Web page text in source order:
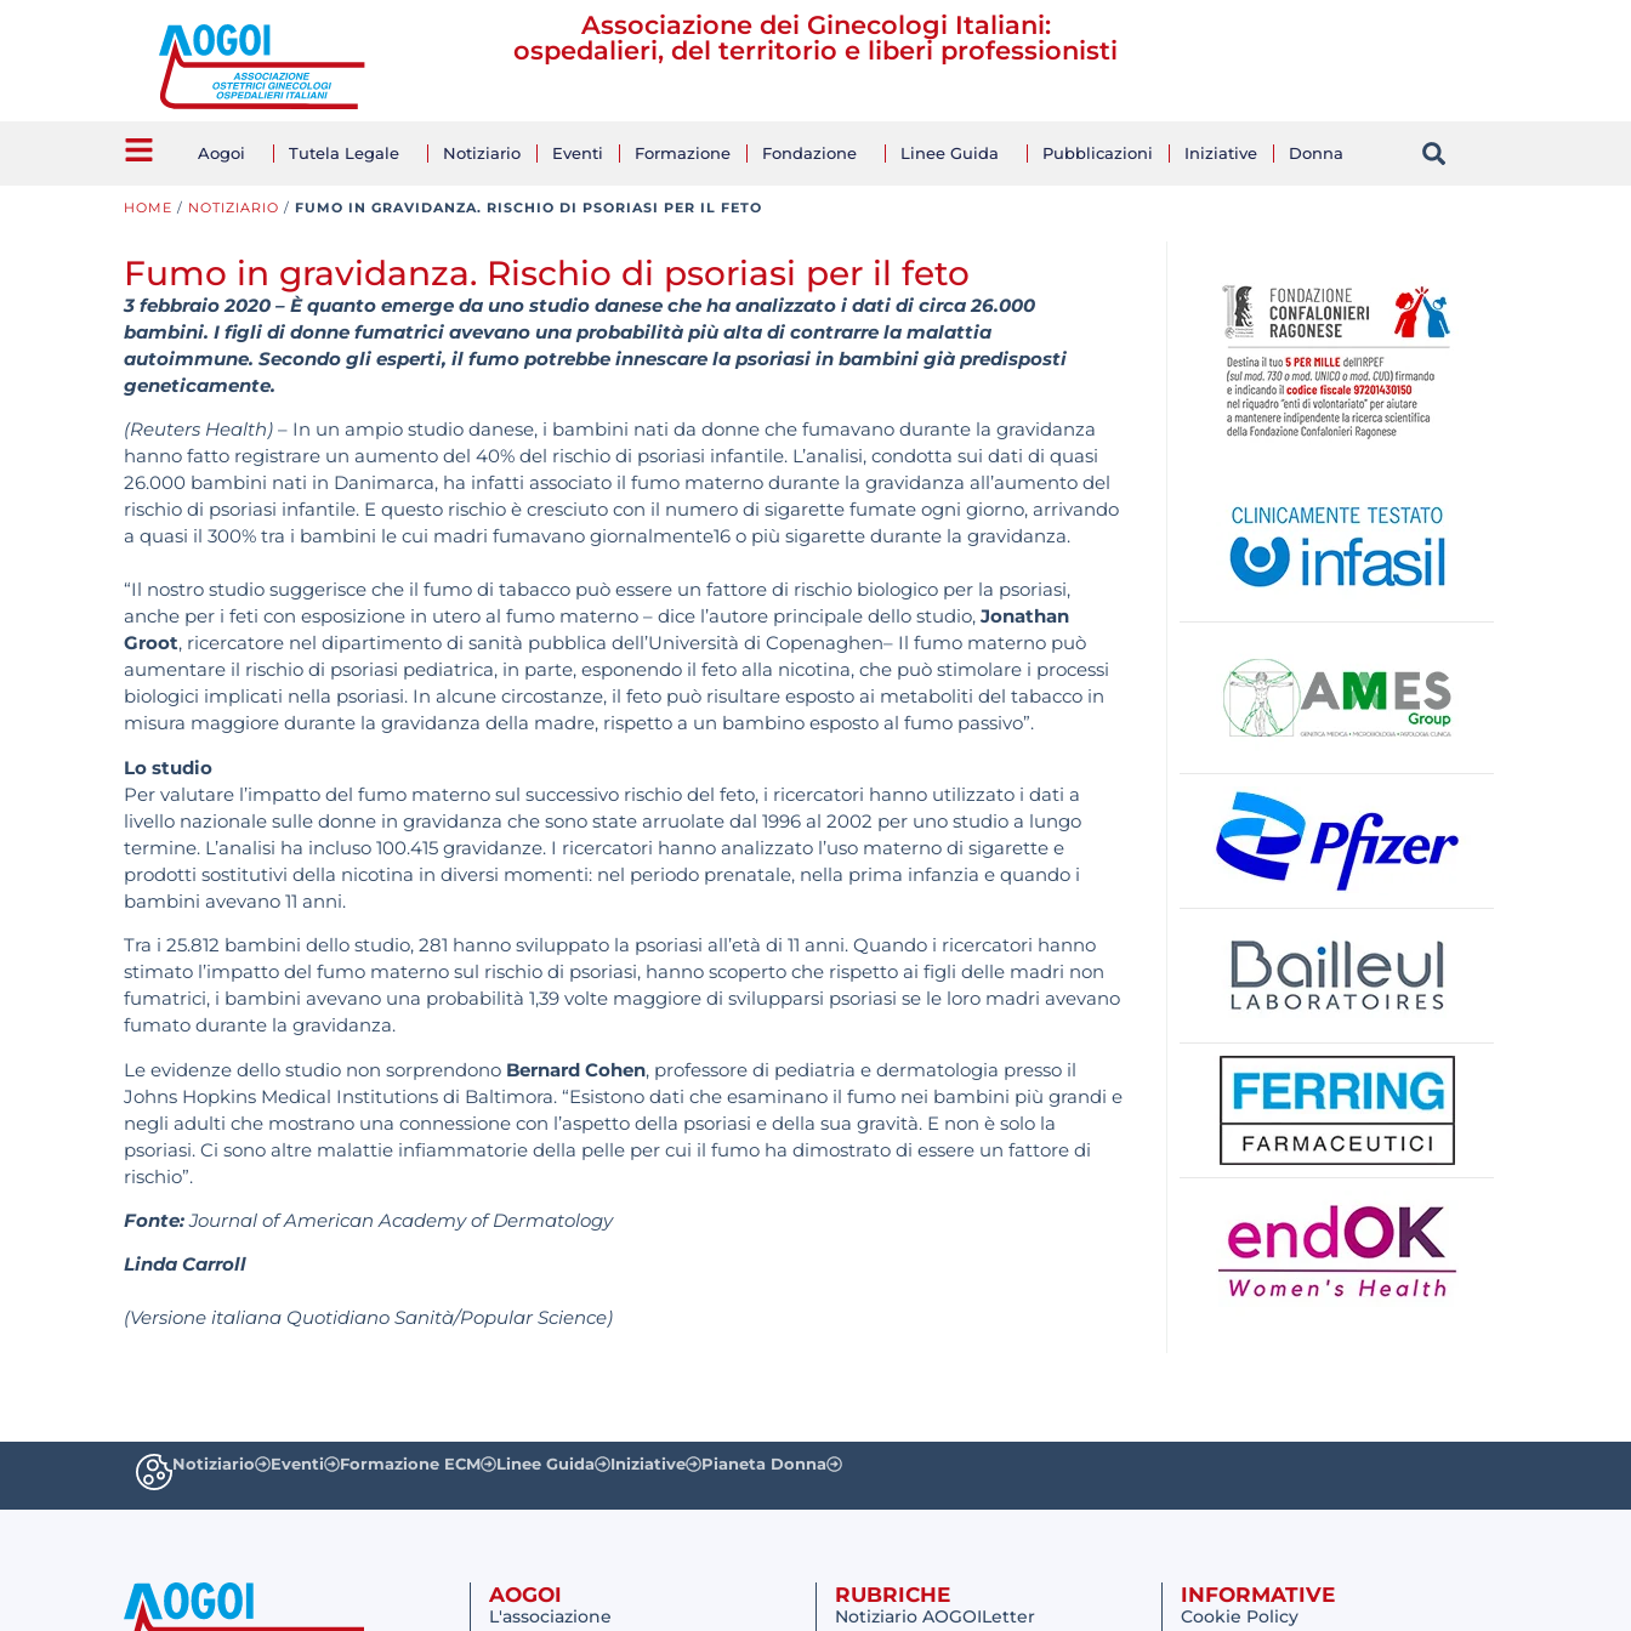
Associazione dei Ginecologi Italiani:
ospedalieri, del territorio e liberi professionisti
Aogoi Tutela Legale Notiziario Eventi Formazione Fondazione Linee Guida Pubblicazioni Iniziative Donna
HOME / NOTIZIARIO / FUMO IN GRAVIDANZA. RISCHIO DI PSORIASI PER IL FETO
Fumo in gravidanza. Rischio di psoriasi per il feto
3 febbraio 2020 – È quanto emerge da uno studio danese che ha analizzato i dati di circa 26.000
bambini. I figli di donne fumatrici avevano una probabilità più alta di contrarre la malattia
autoimmune. Secondo gli esperti, il fumo potrebbe innescare la psoriasi in bambini già predisposti
geneticamente.
(Reuters Health) – In un ampio studio danese, i bambini nati da donne che fumavano durante la gravidanza
hanno fatto registrare un aumento del 40% del rischio di psoriasi infantile. L’analisi, condotta sui dati di quasi
26.000 bambini nati in Danimarca, ha infatti associato il fumo materno durante la gravidanza all’aumento del
rischio di psoriasi infantile. E questo rischio è cresciuto con il numero di sigarette fumate ogni giorno, arrivando
a quasi il 300% tra i bambini le cui madri fumavano giornalmente16 o più sigarette durante la gravidanza.
“Il nostro studio suggerisce che il fumo di tabacco può essere un fattore di rischio biologico per la psoriasi,
anche per i feti con esposizione in utero al fumo materno – dice l’autore principale dello studio, Jonathan
Groot, ricercatore nel dipartimento di sanità pubblica dell’Università di Copenaghen– Il fumo materno può
aumentare il rischio di psoriasi pediatrica, in parte, esponendo il feto alla nicotina, che può stimolare i processi
biologici implicati nella psoriasi. In alcune circostanze, il feto può risultare esposto ai metaboliti del tabacco in
misura maggiore durante la gravidanza della madre, rispetto a un bambino esposto al fumo passivo”.
Lo studio
Per valutare l’impatto del fumo materno sul successivo rischio del feto, i ricercatori hanno utilizzato i dati a
livello nazionale sulle donne in gravidanza che sono state arruolate dal 1996 al 2002 per uno studio a lungo
termine. L’analisi ha incluso 100.415 gravidanze. I ricercatori hanno analizzato l’uso materno di sigarette e
prodotti sostitutivi della nicotina in diversi momenti: nel periodo prenatale, nella prima infanzia e quando i
bambini avevano 11 anni.
Tra i 25.812 bambini dello studio, 281 hanno sviluppato la psoriasi all’età di 11 anni. Quando i ricercatori hanno
stimato l’impatto del fumo materno sul rischio di psoriasi, hanno scoperto che rispetto ai figli delle madri non
fumatrici, i bambini avevano una probabilità 1,39 volte maggiore di svilupparsi psoriasi se le loro madri avevano
fumato durante la gravidanza.
Le evidenze dello studio non sorprendono Bernard Cohen, professore di pediatria e dermatologia presso il
Johns Hopkins Medical Institutions di Baltimora. “Esistono dati che esaminano il fumo nei bambini più grandi e
negli adulti che mostrano una connessione con l’aspetto della psoriasi e della sua gravità. E non è solo la
psoriasi. Ci sono altre malattie infiammatorie della pelle per cui il fumo ha dimostrato di essere un fattore di
rischio”.
Fonte:Journal of American Academy of Dermatology
Linda Carroll
(Versione italiana Quotidiano Sanità/Popular Science)
Notiziario Eventi Formazione ECM Linee Guida Iniziative Pianeta Donna
AOGOI
L'associazione
RUBRICHE
Notiziario AOGOILetter
INFORMATIVE
Cookie Policy